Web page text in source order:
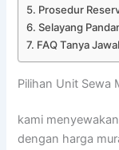
Prosedur
Selayang
FAQ Tanya
Pilihan Unit Sewa
kami
dengan harga